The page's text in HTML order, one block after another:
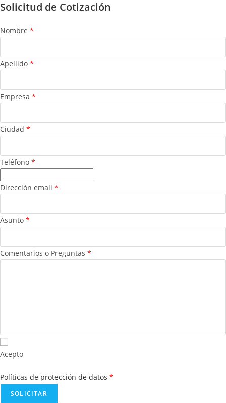
Solicitud de Cotización
Nombre *
Apellido *
Empresa *
Ciudad *
Teléfono *
Dirección email *
Asunto *
Comentarios o Preguntas *
Acepto
Políticas de protección de datos *